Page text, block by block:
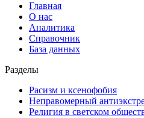
Главная
О нас
Аналитика
Справочник
База данных
Разделы
Расизм и ксенофобия
Неправомерный
Религия в светском